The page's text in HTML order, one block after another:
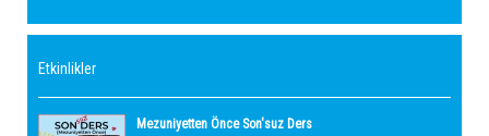
Etkinlikler
Mezuniyetten Önce Son'suz Ders